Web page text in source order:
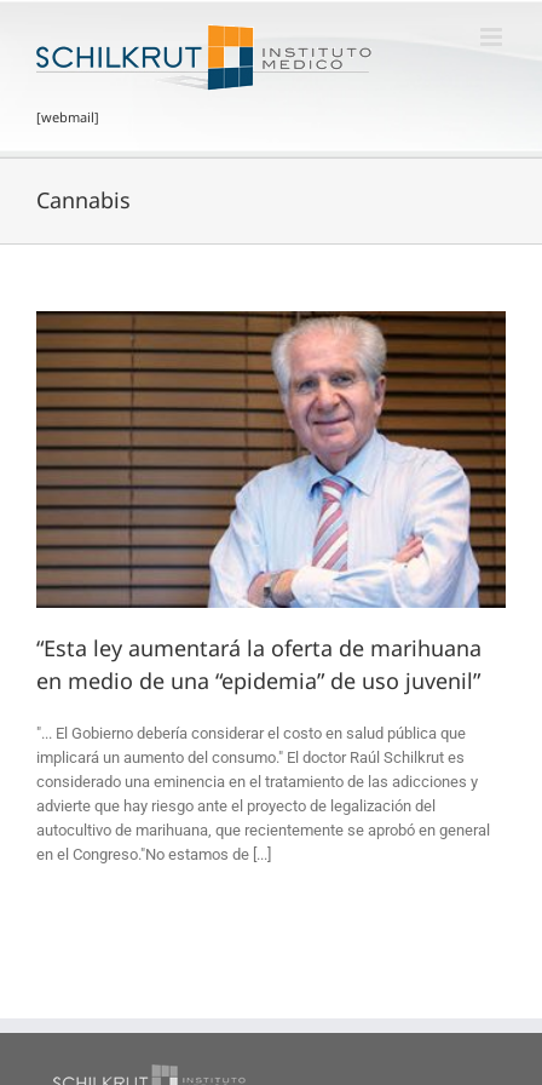
[webmail]
Cannabis
“Esta ley aumentará la oferta de marihuana
en medio de una “epidemia” de uso juvenil”
"... El Gobierno debería considerar el costo en salud pública que
implicará un aumento del consumo." El doctor Raúl Schilkrut es
considerado una eminencia en el tratamiento de las adicciones y
advierte que hay riesgo ante el proyecto de legalización del
autocultivo de marihuana, que recientemente se aprobó en general
en el Congreso."No estamos de [...]